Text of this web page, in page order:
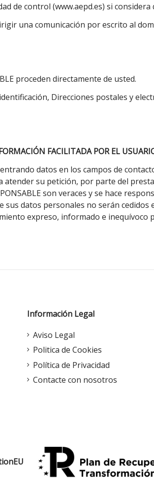
de control (www.aepd.es) si
una comunicación por escrito al
proceden directamente de usted.
Direcciones postales y
FACILITADA POR EL
datos en los campos de
atender su petición, por parte del
son veraces y se hace
datos personales no serán
expreso, informado e inequívoco
Información Legal
Aviso Legal
Politica de Cookies
Política de Privacidad
Contacte con nosotros